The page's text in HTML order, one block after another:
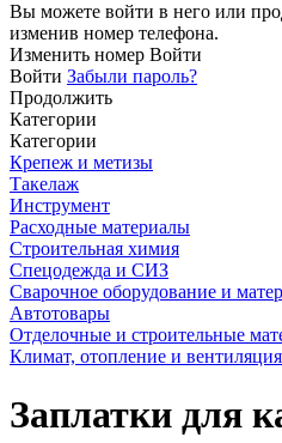
Вы можете войти в него или
изменив номер телефона.
Изменить номер Войти
Войти Забыли пароль?
Продолжить
Категории
Категории
Крепеж и метизы
Такелаж
Инструмент
Расходные материалы
Строительная химия
Спецодежда и СИЗ
Сварочное оборудование и
Автотовары
Отделочные и строительные
Климат, отопление и вентиляция
Заплатки для